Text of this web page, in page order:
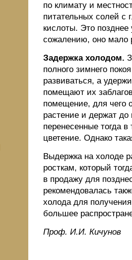
по климату и
питательных солей с
кислоты. Это
сожалению, оно мало
Задержка холодом.
полного зимнего
развиваться, а
помещают их
помещение, для чего
растение и держат
перенесенные тогда
цветение. Однако
Выдержка на холоде
росткам, который
в продажу для
рекомендовалась
холода для
большее
Проф. И.И. Кичунов